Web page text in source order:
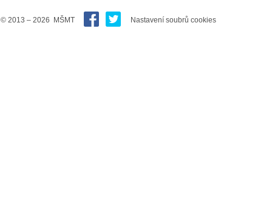
© 2013 – 2026 MŠMT Nastavení soubrů cookies